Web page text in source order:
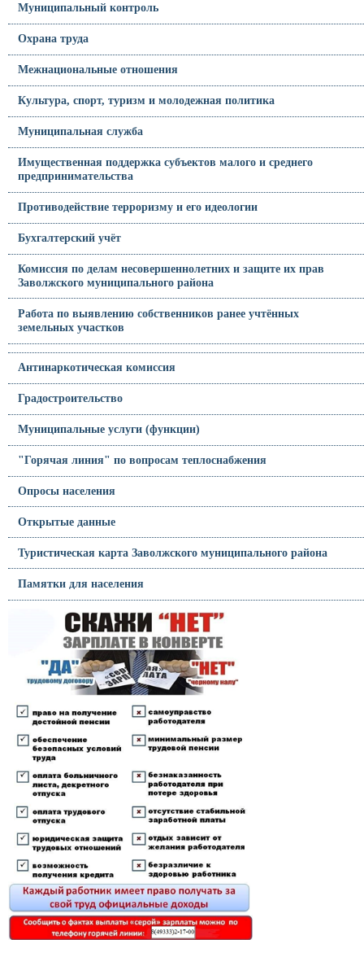
Муниципальный контроль
Охрана труда
Межнациональные отношения
Культура, спорт, туризм и молодежная политика
Муниципальная служба
Имущественная поддержка субъектов малого и среднего
предпринимательства
Противодействие терроризму и его идеологии
Бухгалтерский учёт
Комиссия по делам несовершеннолетних и защите их прав
Заволжского муниципального района
Работа по выявлению собственников ранее учтённых
земельных участков
Антинаркотическая комиссия
Градостроительство
Муниципальные услуги (функции)
"Горячая линия" по вопросам теплоснабжения
Опросы населения
Открытые данные
Туристическая карта Заволжского муниципального района
Памятки для населения